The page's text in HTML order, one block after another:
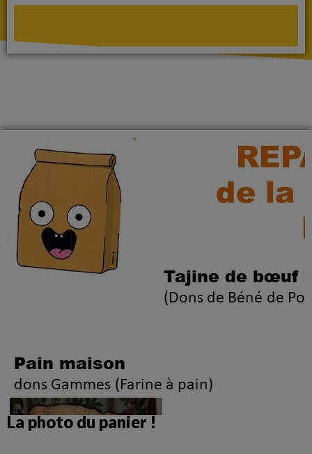
La photo du panier !